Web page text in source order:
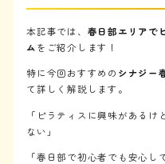
本記事では、 春日部エリアで
ムをご紹介します！
特に今回おすすめの シナジー
て詳しく解説します。
「ピラティスに興味がある
ない」
「春日部で初心者でも安心